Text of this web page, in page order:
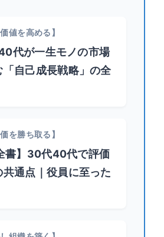
値を高める】
代が一生モノの市場
「自己成長戦略」の全
を勝ち取る】
書】30代40代で評価
共通点｜役員に至った